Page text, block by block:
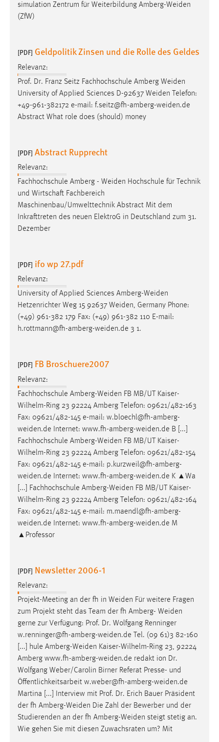
simulation Zentrum für Weiterbildung Amberg-Weiden
(ZfW)
[PDF] Geldpolitik Zinsen und die Rolle des Geldes
Relevanz:
Prof. Dr. Franz Seitz Fachhochschule Amberg Weiden
University of Applied Sciences D-92637 Weiden Telefon:
+49-961-382172 e-mail: f.seitz@fh-amberg-weiden.de
Abstract What role does (should) money
[PDF] Abstract Rupprecht
Relevanz:
Fachhochschule Amberg - Weiden Hochschule für Technik
und Wirtschaft Fachbereich
Maschinenbau/Umwelttechnik Abstract Mit dem
Inkrafttreten des neuen ElektroG in Deutschland zum 31.
Dezember
[PDF] ifo wp 27.pdf
Relevanz:
University of Applied Sciences Amberg-Weiden
Hetzenrichter Weg 15 92637 Weiden, Germany Phone:
(+49) 961-382 179 Fax: (+49) 961-382 110 E-mail:
h.rottmann@fh-amberg-weiden.de 3 1.
[PDF] FB Broschuere2007
Relevanz:
Fachhochschule Amberg-Weiden FB MB/UT Kaiser-
Wilhelm-Ring 23 92224 Amberg Telefon: 09621/482-163
Fax: 09621/482-145 e-mail: w.bloechl@fh-amberg-
weiden.de Internet: www.fh-amberg-weiden.de B [...]
Fachhochschule Amberg-Weiden FB MB/UT Kaiser-
Wilhelm-Ring 23 92224 Amberg Telefon: 09621/482-154
Fax: 09621/482-145 e-mail: p.kurzweil@fh-amberg-
weiden.de Internet: www.fh-amberg-weiden.de K ▲Wa
[...] Fachhochschule Amberg-Weiden FB MB/UT Kaiser-
Wilhelm-Ring 23 92224 Amberg Telefon: 09621/482-164
Fax: 09621/482-145 e-mail: m.maendl@fh-amberg-
weiden.de Internet: www.fh-amberg-weiden.de M
▲Professor
[PDF] Newsletter 2006-1
Relevanz:
Projekt-Meeting an der fh in Weiden Für weitere Fragen
zum Projekt steht das Team der fh Amberg- Weiden
gerne zur Verfügung: Prof. Dr. Wolfgang Renninger
w.renninger@fh-amberg-weiden.de Tel. (09 61)3 82-160
[...] hule Amberg-Weiden Kaiser-Wilhelm-Ring 23, 92224
Amberg www.fh-amberg-weiden.de redakt ion Dr.
Wolfgang Weber/Carolin Birner Referat Presse- und
Öffentlichkeitsarbeit w.weber@fh-amberg-weiden.de
Martina [...] Interview mit Prof. Dr. Erich Bauer Präsident
der fh Amberg-Weiden Die Zahl der Bewerber und der
Studierenden an der fh Amberg-Weiden steigt stetig an.
Wie gehen Sie mit diesen Zuwachsraten um? Mit
5e9dbeb1811c0446 = Sitzungslaufzeit, mibew_locale = 3
fe_user, be_user, be_lastLoginProvider
Zweck:
Dieser Cookie ist notwendig um sich an der Website
einloggen zu können.
STATISTIK
Statistik Cookies erfassen Informationen anonym.
Diese Informationen helfen uns zu verstehen, wie
unsere Besucher unsere Website nutzen.
Name:
Zweck:
Zugriffsstatistik
Cookie Laufzeit:
Max. 13 Monate
MARKETING
Marketing Cookies werden von Drittanbietern
verwendet, um personalisierte Werbung anzuzeigen.
Sie tun dies, indem sie Besucher über Websites
hinweg verfolgen.
Google Ads
Name:
_gcl_au
Anbieter:
Google Ireland Limited
Zweck:
Conversion-Tracking
Facebook Pixel
Name:
_fbp
Anbieter:
Facebook
Zweck:
Conversion-Tracking
Cookie Laufzeit:
3 Monate